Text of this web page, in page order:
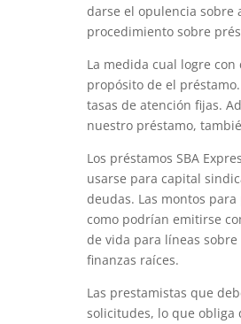
darse el opulencia sobre
procedimiento sobre
La medida cual logre
propósito de el
tasas de atención fijas.
nuestro préstamo,
Los préstamos SBA
usarse para capital
deudas. Las montos
como podrían emitirse
de vida para líneas
finanzas raíces.
Las prestamistas que
solicitudes, lo que obliga